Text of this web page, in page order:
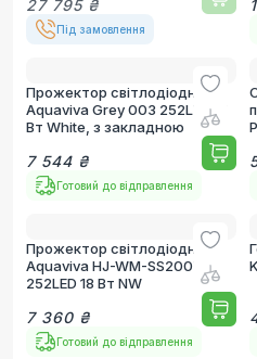
27 795 ₴
Під замовлення
Прожектор світлодіодний
Aquaviva Grey 003 252LED 21
Вт White, з закладною
7 544 ₴
Готовий до відправлення
Прожектор світлодіодний
Aquaviva HJ-WM-SS200FGV,
252LED 18 Вт NW
7 360 ₴
Готовий до відправлення